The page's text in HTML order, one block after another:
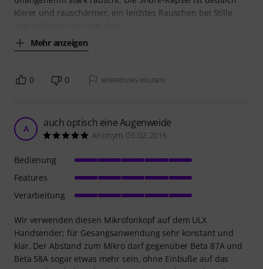
klarer und rauschärmer, ein leichtes Rauschen bei Stille
Mehr anzeigen
0 0 BEWERTUNG MELDEN
A auch optisch eine Augenweide
Anonym 03.02.2016
Wir verwenden diesen Mikrofonkopf auf dem ULX
Handsender; für Gesangsanwendung sehr konstant und
klar. Der Abstand zum Mikro darf gegenüber Beta 87A und
Beta 58A sogar etwas mehr sein, ohne Einbuße auf das
Bedienung
Features
Verarbeitung